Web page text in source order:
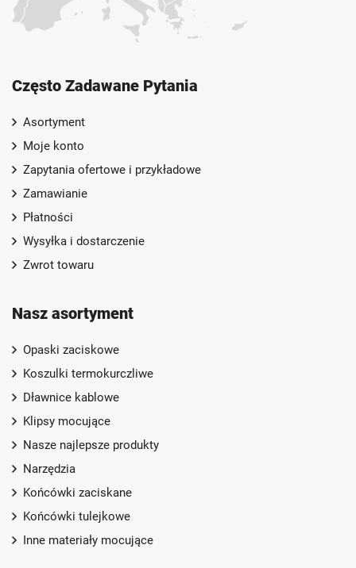
Często Zadawane Pytania
Asortyment
Moje konto
Zapytania ofertowe i przykładowe
Zamawianie
Płatności
Wysyłka i dostarczenie
Zwrot towaru
Nasz asortyment
Opaski zaciskowe
Koszulki termokurczliwe
Dławnice kablowe
Klipsy mocujące
Nasze najlepsze produkty
Narzędzia
Końcówki zaciskane
Końcówki tulejkowe
Inne materiały mocujące